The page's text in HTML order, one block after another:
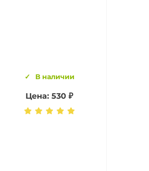
В наличии
Цена: 530 ₽